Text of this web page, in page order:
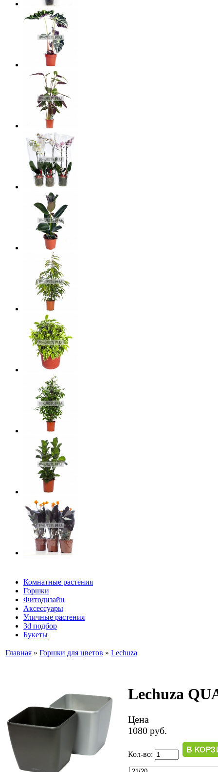
Комнатные растения
Горшки
Фитодизайн
Аксессуары
Уличные растения
3d подбор
Букеты
Главная » Горшки для цветов » Lechuza
Lechuza
Цена
1080 руб.
Кол-во: